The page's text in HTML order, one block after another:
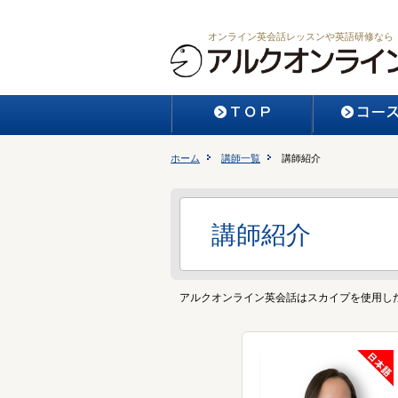
オンライン英会話レッスンや英語研修なら
ホーム 講師一覧 講師紹介
講師紹介
アルクオンライン英会話はスカイプを使用し